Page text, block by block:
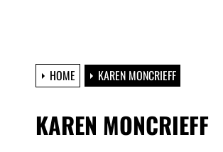
HOME KAREN MONCRIEFF
KAREN MONCRIEFF